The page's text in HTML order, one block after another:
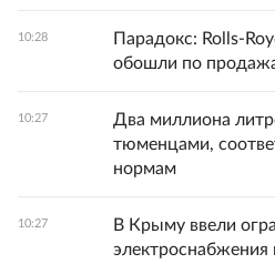
10:28
Парадокс: Rolls-
обошли по
10:27
Два миллиона
тюменцами,
нормам
10:27
В Крыму ввели
электроснабжения